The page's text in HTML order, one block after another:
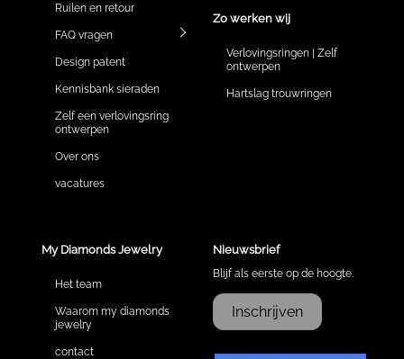
Ruilen en retour
FAQ vragen
Design patent
Kennisbank sieraden
Zelf een verlovingsring
ontwerpen
Over ons
vacatures
Zo werken wij
Verlovingsringen | Zelf
ontwerpen
Hartslag trouwringen
My Diamonds Jewelry
Het team
Waarom my diamonds
jewelry
contact
Nieuwsbrief
Blijf als eerste op de hoogte.
Inschrijven